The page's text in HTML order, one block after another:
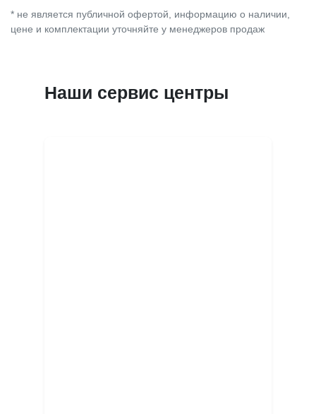
* не является публичной офертой, информацию о наличии,
цене и комплектации уточняйте у менеджеров продаж
Наши сервис центры